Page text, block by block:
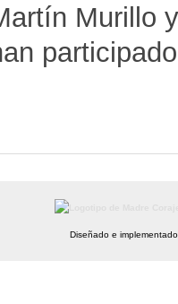
Murillo
Diseñado e